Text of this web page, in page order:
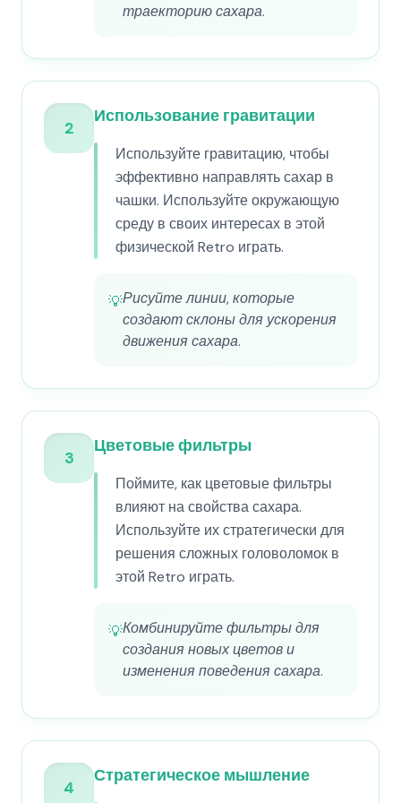
траекторию сахара.
2
Использование гравитации
Используйте гравитацию, чтобы
эффективно направлять сахар в
чашки. Используйте окружающую
среду в своих интересах в этой
физической Retro играть.
💡Рисуйте линии, которые
создают склоны для ускорения
движения сахара.
3
Цветовые фильтры
Поймите, как цветовые фильтры
влияют на свойства сахара.
Используйте их стратегически для
решения сложных головоломок в
этой Retro играть.
💡Комбинируйте фильтры для
создания новых цветов и
изменения поведения сахара.
4
Стратегическое мышление